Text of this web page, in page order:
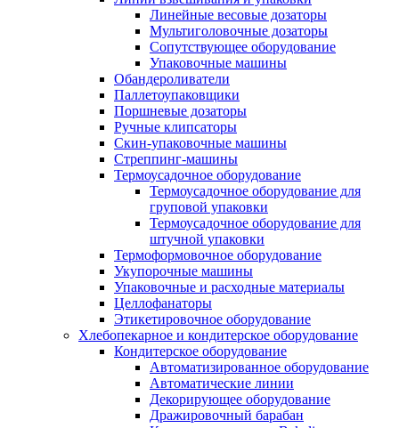
Линейные весовые дозаторы
Мультиголовочные дозаторы
Сопутствующее оборудование
Упаковочные машины
Обандероливатели
Паллетоупаковщики
Поршневые дозаторы
Ручные клипсаторы
Скин-упаковочные машины
Стреппинг-машины
Термоусадочное оборудование
Термоусадочное оборудование для
груповой упаковки
Термоусадочное оборудование для
штучной упаковки
Термоформовочное оборудование
Укупорочные машины
Упаковочные и расходные материалы
Целлофанаторы
Этикетировочное оборудование
Хлебопекарное и кондитерское оборудование
Кондитерское оборудование
Автоматизированное оборудование
Автоматические линии
Декорирующее оборудование
Дражировочный барабан